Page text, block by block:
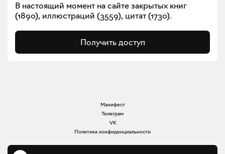
В настоящий момент на сайте закрытых книг
(1890), иллюстраций (3559), цитат (1730).
Получить доступ
Манифест
Телеграм
VK
Политика конфиденциальности